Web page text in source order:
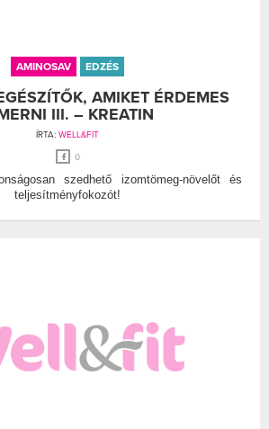
AMINOSAV EDZÉS
AMIKET ÉRDEMES
III. – KREATIN
ÍRTA: WELL&FIT
0
szedhető izomtömeg-növelőt és
teljesítményfokozót!